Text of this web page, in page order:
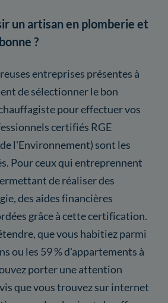
un artisan en plomberie et
?
entreprises présentes à
de sélectionner le bon
pour effectuer vos
certifiés RGE
l'Environnement) sont les
Pour ceux qui entreprennent
de réaliser des
des aides financières
grâce à cette certification.
que vous habitiez parmi
ou les 59 % d'appartements à
porter une attention
que vous trouvez sur internet